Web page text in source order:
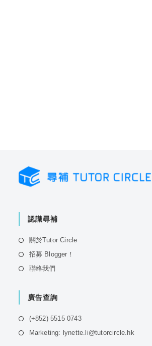
認識尋補
關於Tutor CircleOpens
招募 Blogger！
聯絡我們
new
廣告查詢
(+852) 5515 0743Opens
Marketing: lynette.li@tutorcircle.hkOpens